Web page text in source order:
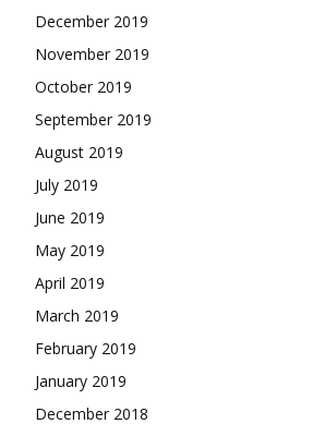
December 2019
November 2019
October 2019
September 2019
August 2019
July 2019
June 2019
May 2019
April 2019
March 2019
February 2019
January 2019
December 2018